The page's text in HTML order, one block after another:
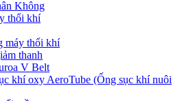
Không
thổi khí
máy thổi khí
thanh
V Belt
khí oxy AeroTube (Ống sục khí nuôi